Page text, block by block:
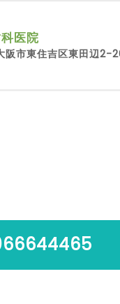
医院
阪市東住吉区東田辺2-